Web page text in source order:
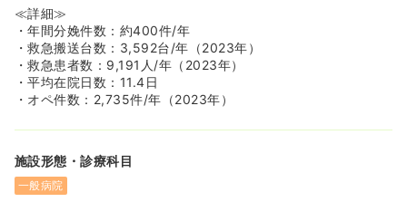
≪教育、フォロー体制充実♪≫
◆入職された方に対し、しっかりとプリセプターが付き教
えて頂ける環境があります！
◆事務局の方が看護師さんの意見を吸い上げ、現場の改革
に活かしています！
≪詳細≫
・年間分娩件数：約400件/年
・救急搬送台数：3,592台/年（2023年）
・救急患者数：9,191人/年（2023年）
・平均在院日数：11.4日
・オペ件数：2,735件/年（2023年）
施設形態・診療科目
一般病院